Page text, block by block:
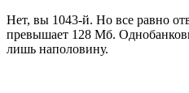
Нет, вы 1043-й. Но все равно
превышает 128 Мб.
лишь наполовину.